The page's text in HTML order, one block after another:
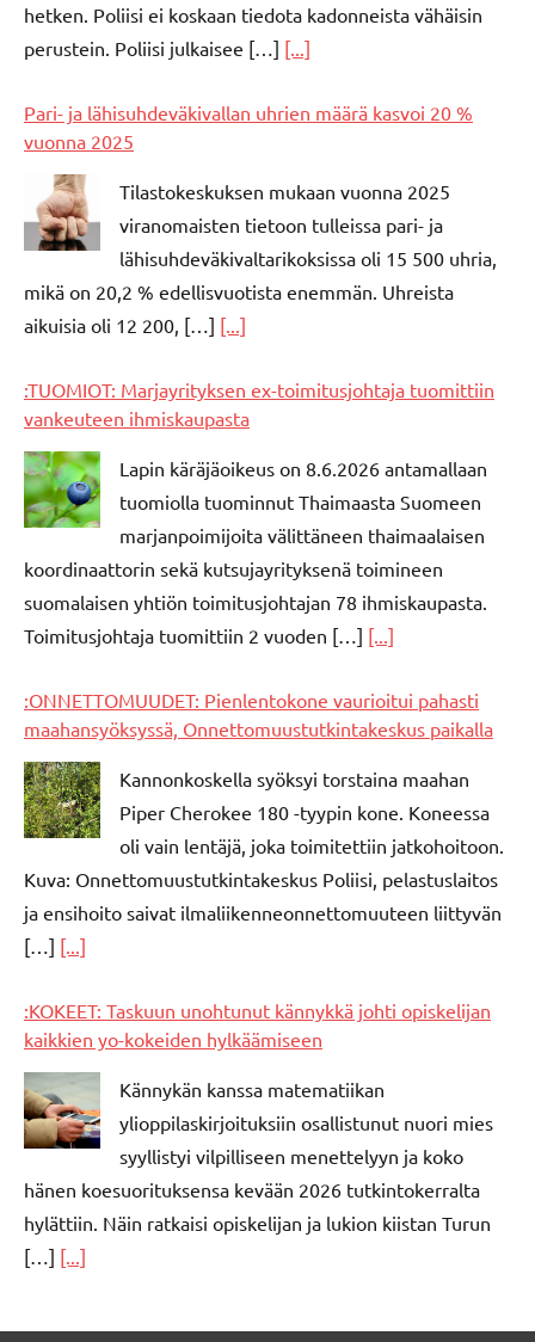
hetken. Poliisi ei koskaan tiedota kadonneista vähäisin
perustein. Poliisi julkaisee […] [...]
Pari- ja lähisuhdeväkivallan uhrien määrä kasvoi 20 %
vuonna 2025
Tilastokeskuksen mukaan vuonna 2025
viranomaisten tietoon tulleissa pari- ja
lähisuhdeväkivaltarikoksissa oli 15 500 uhria,
mikä on 20,2 % edellisvuotista enemmän. Uhreista
aikuisia oli 12 200, […] [...]
:TUOMIOT: Marjayrityksen ex-toimitusjohtaja tuomittiin
vankeuteen ihmiskaupasta
Lapin käräjäoikeus on 8.6.2026 antamallaan
tuomiolla tuominnut Thaimaasta Suomeen
marjanpoimijoita välittäneen thaimaalaisen
koordinaattorin sekä kutsujayrityksenä toimineen
suomalaisen yhtiön toimitusjohtajan 78 ihmiskaupasta.
Toimitusjohtaja tuomittiin 2 vuoden […] [...]
:ONNETTOMUUDET: Pienlentokone vaurioitui pahasti
maahansyöksyssä, Onnettomuustutkintakeskus paikalla
Kannonkoskella syöksyi torstaina maahan
Piper Cherokee 180 -tyypin kone. Koneessa
oli vain lentäjä, joka toimitettiin jatkohoitoon.
Kuva: Onnettomuustutkintakeskus Poliisi, pelastuslaitos
ja ensihoito saivat ilmaliikenneonnettomuuteen liittyvän
[…] [...]
:KOKEET: Taskuun unohtunut kännykkä johti opiskelijan
kaikkien yo-kokeiden hylkäämiseen
Kännykän kanssa matematiikan
ylioppilaskirjoituksiin osallistunut nuori mies
syyllistyi vilpilliseen menettelyyn ja koko
hänen koesuorituksensa kevään 2026 tutkintokerralta
hylättiin. Näin ratkaisi opiskelijan ja lukion kiistan Turun
[…] [...]